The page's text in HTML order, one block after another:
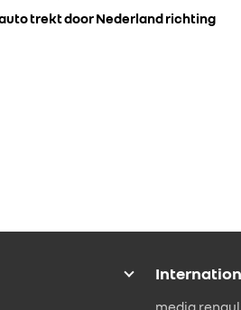
trekt door Nederland richting